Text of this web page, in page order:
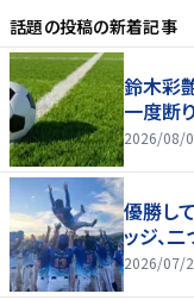
話題の投稿の新着記事
鈴木彩
一度断
2026/08/
優勝し
ッジ、二
2026/07/